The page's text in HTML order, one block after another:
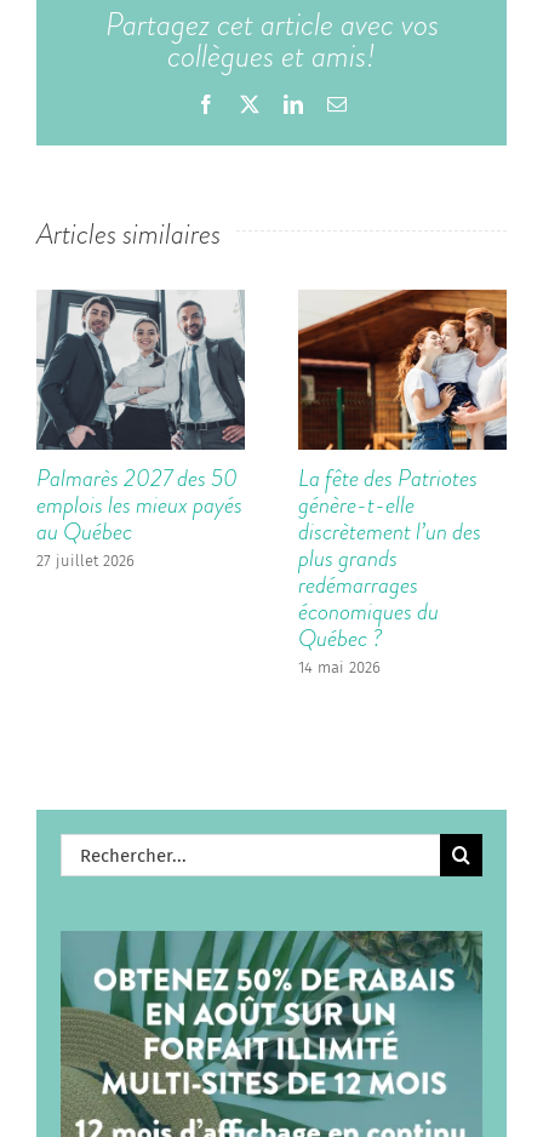
Partagez cet article avec vos
collègues et amis!
Facebook LinkedInEmail
Articles similaires
Palmarès 2027 des 50
emplois les mieux payés
au Québec
27 juillet 2026
La fête des Patriotes
génère-t-elle
discrètement l’un des
plus grands
redémarrages
économiques du
Québec ?
14 mai 2026
Rechercher: